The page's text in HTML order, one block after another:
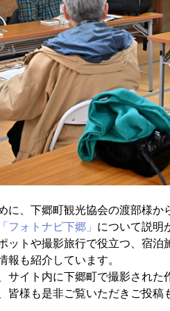
に、下郷町観光協会の渡部様
「フォトナビ下郷」 について説明
ットや撮影旅行で役立つ、宿
報も紹介しています。
サイト内に下郷町で撮影された
皆様も是非ご覧いただきご投稿